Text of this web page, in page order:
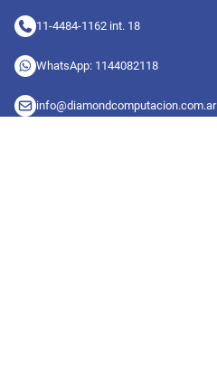
11-4484-1162 int. 18
WhatsApp: 1144082118
info@diamondcomputacion.com.ar